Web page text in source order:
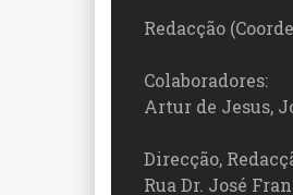
Redacção
Colaboradores:
Artur de Jesus,
Direcção,
Rua Dr. José